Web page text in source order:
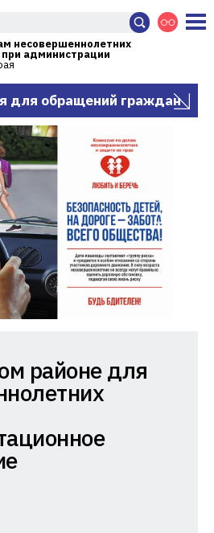
несовершеннолетних
администрации
для обращений граждан
районе для